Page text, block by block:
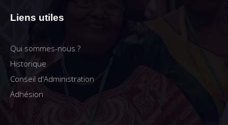
Liens utiles
Qui sommes-nous ?
Historique
Conseil d'Administration
Adhésion